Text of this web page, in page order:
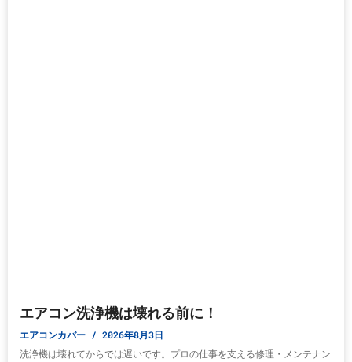
エアコン洗浄機は壊れる前に！
エアコンカバー 2026年8月3日
洗浄機は壊れてからでは遅いです。プロの仕事を支える修理・メンテナン